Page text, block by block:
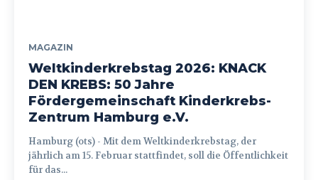
MAGAZIN
Weltkinderkrebstag 2026: KNACK
DEN KREBS: 50 Jahre
Fördergemeinschaft Kinderkrebs-
Zentrum Hamburg e.V.
Hamburg (ots) - Mit dem Weltkinderkrebstag, der
jährlich am 15. Februar stattfindet, soll die Öffentlichkeit
für das...